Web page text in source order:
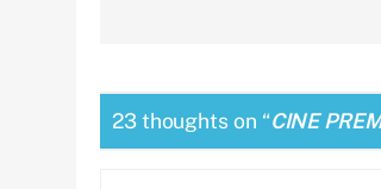
23 thoughts on “CINE